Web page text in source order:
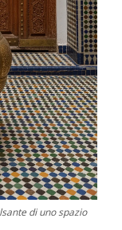
di uno spazio